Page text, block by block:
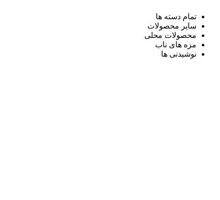
تمام دسته ها
سایر محصولات
محصولات محلی
مزه های ناب
نوشیدنی ها